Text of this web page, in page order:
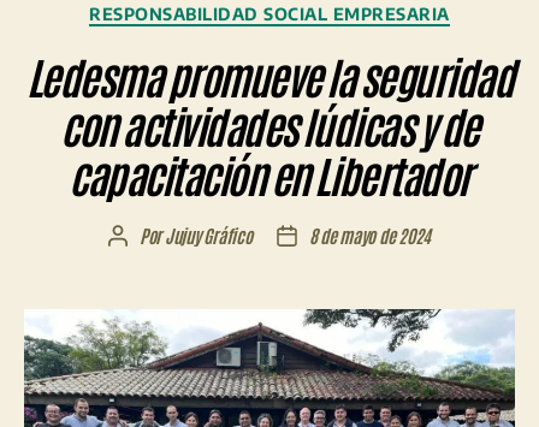
RESPONSABILIDAD SOCIAL EMPRESARIA
Ledesma promueve la seguridad
con actividades lúdicas y de
capacitación en Libertador
Autor
entrada
PorJujuy Gráfico
Fecha
entrada
8 de mayo de 2024